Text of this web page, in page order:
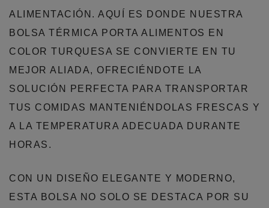
ALIMENTACIÓN. AQUÍ ES DONDE NUESTRA
BOLSA TÉRMICA PORTA ALIMENTOS EN
COLOR TURQUESA SE CONVIERTE EN TU
MEJOR ALIADA, OFRECIÉNDOTE LA
SOLUCIÓN PERFECTA PARA TRANSPORTAR
TUS COMIDAS MANTENIÉNDOLAS FRESCAS Y
A LA TEMPERATURA ADECUADA DURANTE
HORAS.
CON UN DISEÑO ELEGANTE Y MODERNO,
ESTA BOLSA NO SOLO SE DESTACA POR SU